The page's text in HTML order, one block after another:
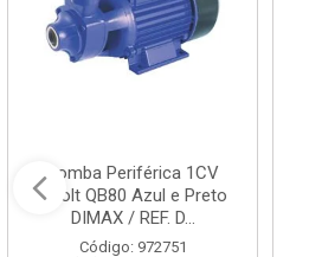
Bomba Periférica 1CV
Bivolt QB80 Azul e Preto
DIMAX / REF. D...
Código: 972751